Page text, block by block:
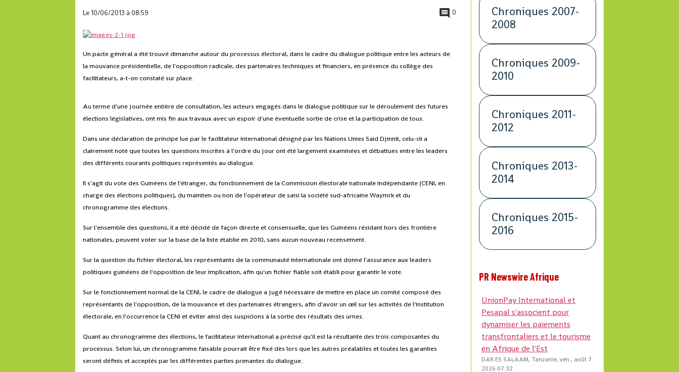
Le 10/06/2013à 08:59 0
Un pacte général a été trouvé dimanche autour du processus électoral, dans le cadre du dialogue politique entre les acteurs de
la mouvance présidentielle, de l'opposition radicale, des partenaires techniques et financiers, en présence du collège des
facilitateurs, a-t-on constaté sur place.
Au terme d'une journée entière de consultation, les acteurs engagés dans le dialogue politique sur le déroulement des futures
élections législatives, ont mis fin aux travaux avec un espoir d'une éventuelle sortie de crise et la participation de tous.
Dans une déclaration de principe lue par le facilitateur international désigné par les Nations Unies Said Djinnit, celu-cii a
clairement noté que toutes les questions inscrites à l'ordre du jour ont été largement examinées et débattues entre les leaders
des différents courants politiques représentés au dialogue.
Il s'agit du vote des Guinéens de l'étranger, du fonctionnement de la Commission électorale nationale indépendante (CENI, en
charge des élections politiques), du maintien ou non de l'opérateur de saisi la société sud-africaine Waymrk et du
chronogramme des élections.
Sur l'ensemble des questions, il a été décidé de façon directe et consensuelle, que les Guinéens résidant hors des frontière
nationales, peuvent voter sur la base de la liste établie en 2010, sans aucun nouveau recensement.
Sur la question du fichier électoral, les représentants de la communauté internationale ont donné l'assurance aux leaders
politiques guinéens de l'opposition de leur implication, afin qu'un fichier fiable soit établi pour garantir le vote.
Sur le fonctionnement normal de la CENI, le cadre de dialogue a jugé nécessaire de mettre en place un comité composé des
représentants de l'opposition, de la mouvance et des partenaires étrangers, afin d'avoir un œil sur les activités de l'institution
électorale, en l'occurrence la CENI et éviter ainsi des suspicions à la sortie des résultats des urnes.
Quant au chronogramme des élections, le facilitateur international a précisé qu'il est la résultante des trois composantes du
processus. Selon lui, un chronogramme faisable pourrait être fixé dès lors que les autres préalables et toutes les garanties
seront définis et acceptés par les différentes parties prenantes du dialogue.
Chroniques 2007-
2008
Chroniques 2009-
2010
Chroniques 2011-
2012
Chroniques 2013-
2014
Chroniques 2015-
2016
PR Newswire Afrique
UnionPay International et
Pesapal s'associent pour
dynamiser les paiements
transfrontaliers et le tourisme
en Afrique de l'Est
DAR ES SALAAM, Tanzanie, ven., août 7
2026 07:32